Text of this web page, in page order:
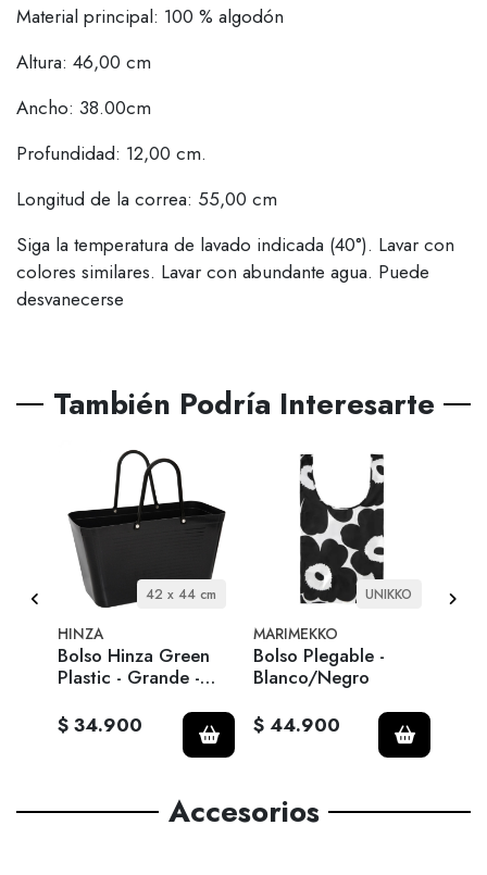
Material principal: 100 % algodón
Altura: 46,00 cm
Ancho: 38.00cm
Profundidad: 12,00 cm.
Longitud de la correa: 55,00 cm
Siga la temperatura de lavado indicada (40°). Lavar con
colores similares. Lavar con abundante agua. Puede
desvanecerse
También Podría Interesarte
42 x 44 cm
HINZA
Bolso Hinza Green
Plastic - Grande -
$ 34.900
UNIKKO
MARIMEKKO
Bolso Plegable -
Blanco/Negro
$ 44.900
Accesorios